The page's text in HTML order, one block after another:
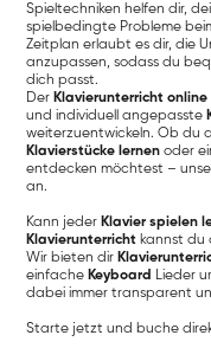
Spieltechniken helfen dir,
spielbedingte Probleme
Zeitplan erlaubt es dir, die
anzupassen, sodass du
dich passt.
Der Klavierunterricht online
und individuell angepasste
weiterzuentwickeln. Ob du
Klavierstücke lernen oder
entdecken möchtest –
an.
Kann jeder Klavier spielen
Klavierunterricht kannst du
Wir bieten dir
einfache Keyboard Lieder
dabei immer transparent
Starte jetzt und buche